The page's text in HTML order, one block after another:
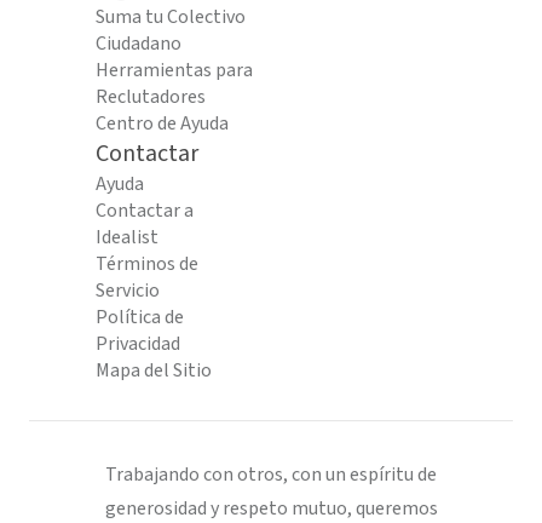
Suma tu Colectivo
Ciudadano
Herramientas para
Reclutadores
Centro de Ayuda
Contactar
Ayuda
Contactar a
Idealist
Términos de
Servicio
Política de
Privacidad
Mapa del Sitio
Trabajando con otros, con un espíritu de
generosidad y respeto mutuo, queremos